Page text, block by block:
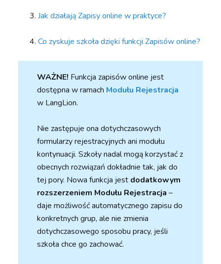
Jak działają Zapisy online w praktyce?
Co zyskuje szkoła dzięki funkcji Zapisów online?
WAŻNE! Funkcja zapisów online jest
dostępna w ramach Modułu Rejestracja
w LangLion.
Nie zastępuje ona dotychczasowych
formularzy rejestracyjnych ani modułu
kontynuacji. Szkoły nadal mogą korzystać z
obecnych rozwiązań dokładnie tak, jak do
tej pory. Nowa funkcja jest dodatkowym
rozszerzeniem Modułu Rejestracja –
daje możliwość automatycznego zapisu do
konkretnych grup, ale nie zmienia
dotychczasowego sposobu pracy, jeśli
szkoła chce go zachować.